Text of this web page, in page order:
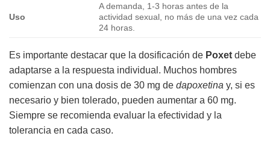
Uso
A demanda, 1-3 horas antes de la
actividad sexual, no más de una vez cada
24 horas.
Es importante destacar que la dosificación de Poxet debe
adaptarse a la respuesta individual. Muchos hombres
comienzan con una dosis de 30 mg de dapoxetina y, si es
necesario y bien tolerado, pueden aumentar a 60 mg.
Siempre se recomienda evaluar la efectividad y la
tolerancia en cada caso.